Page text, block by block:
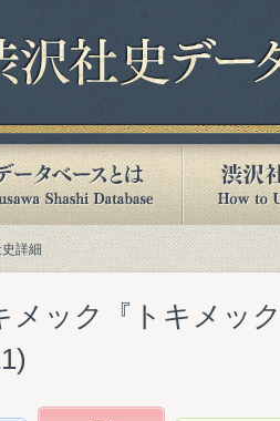
詳細
メック『トキメッ